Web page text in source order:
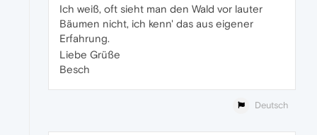
Ich weiß, oft sieht man den Wald vor lauter
Bäumen nicht, ich kenn' das aus eigener
Erfahrung.
Liebe Grüße
Besch
Deutsch